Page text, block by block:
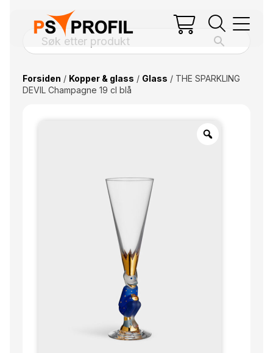
Forsiden / Kopper & glass / Glass / THE SPARKLING
DEVIL Champagne 19 cl blå